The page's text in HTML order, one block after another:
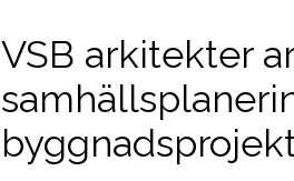
VSB arkitekter